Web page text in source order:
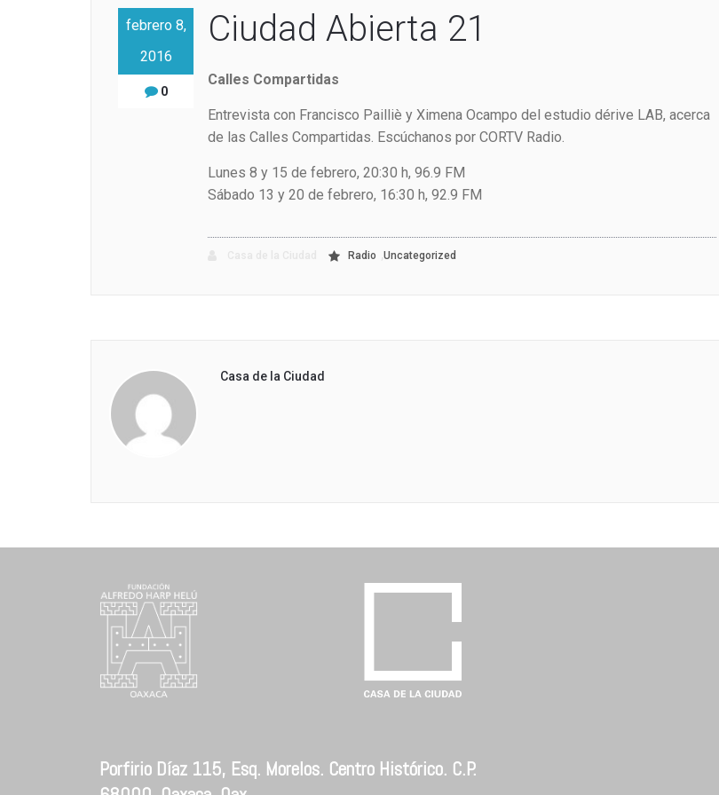
febrero 8,
2016
0
Ciudad Abierta 21
Calles Compartidas
Entrevista con Francisco Pailliè y Ximena Ocampo del estudio dérive LAB, acerca
de las Calles Compartidas. Escúchanos por CORTV Radio.
Lunes 8 y 15 de febrero, 20:30 h, 96.9 FM
Sábado 13 y 20 de febrero, 16:30 h, 92.9 FM
Radio Uncategorized
Casa de la Ciudad
Porfirio Díaz 115, Esq. Morelos. Centro Histórico. C.P.